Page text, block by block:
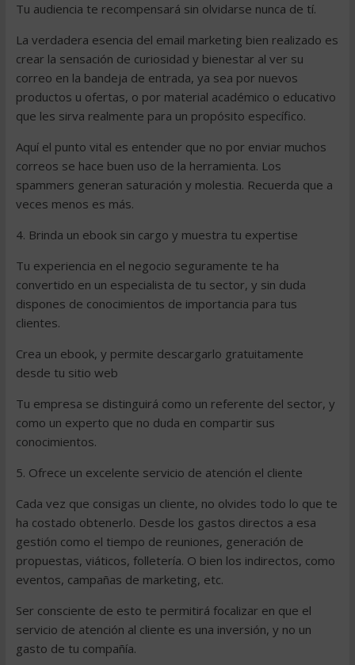
Tu audiencia te recompensará sin olvidarse nunca de tí.
La verdadera esencia del email marketing bien realizado es
crear la sensación de curiosidad y bienestar al ver su
correo en la bandeja de entrada, ya sea por nuevos
productos u ofertas, o por material académico o educativo
que les sirva realmente para un propósito específico.
Aquí el punto vital es entender que no por enviar muchos
correos se hace buen uso de la herramienta. Los
spammers generan saturación y molestia. Recuerda que a
veces menos es más.
4. Brinda un ebook sin cargo y muestra tu expertise
Tu experiencia en el negocio seguramente te ha
convertido en un especialista de tu sector, y sin duda
dispones de conocimientos de importancia para tus
clientes.
Crea un ebook, y permite descargarlo gratuitamente
desde tu sitio web
Tu empresa se distinguirá como un referente del sector, y
como un experto que no duda en compartir sus
conocimientos.
5. Ofrece un excelente servicio de atención el cliente
Cada vez que consigas un cliente, no olvides todo lo que te
ha costado obtenerlo. Desde los gastos directos a esa
gestión como el tiempo de reuniones, generación de
propuestas, viáticos, folletería. O bien los indirectos, como
eventos, campañas de marketing, etc.
Ser consciente de esto te permitirá focalizar en que el
servicio de atención al cliente es una inversión, y no un
gasto de tu compañía.